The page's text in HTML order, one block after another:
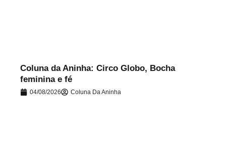
Coluna da Aninha: Circo Globo, Bocha
feminina e fé
04/08/2026 Coluna Da Aninha